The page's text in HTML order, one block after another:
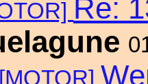
Re:
[MOTOR]